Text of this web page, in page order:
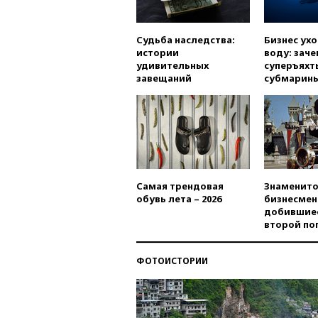
Судьба наследства:
истории
удивительных
завещаний
Бизнес
воду:
Самая трендовая
обувь лета – 2026
второй
ФОТОИСТОРИИ